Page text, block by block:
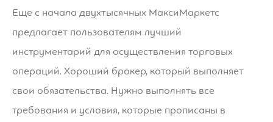
Еще с начала двухтысячных МаксиМаркетс
предлагает пользователям лучший
инструментарий для осуществления торговых
операций. Хороший брокер, который выполняет
свои обязательства. Нужно выполнять все
требования и условия, которые прописаны в